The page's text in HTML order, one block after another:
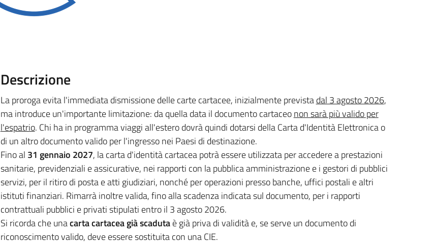
Descrizione
La proroga evita l'immediata dismissione delle carte cartacee, inizialmente previstadal 3 agosto 2026,
ma introduce un'importante limitazione: da quella data il documento cartaceonon sarà più valido per
l'espatrio. Chi ha in programma viaggi all'estero dovrà quindi dotarsi della Carta d'Identità Elettronica o
di un altro documento valido per l'ingresso nei Paesi di destinazione.
Fino al 31 gennaio 2027, la carta d'identità cartacea potrà essere utilizzata per accedere a prestazioni
sanitarie, previdenziali e assicurative, nei rapporti con la pubblica amministrazione e i gestori di pubblici
servizi, per il ritiro di posta e atti giudiziari, nonché per operazioni presso banche, uffici postali e altri
istituti finanziari. Rimarrà inoltre valida, fino alla scadenza indicata sul documento, per i rapporti
contrattuali pubblici e privati stipulati entro il 3 agosto 2026.
Si ricorda che unacarta cartacea già scadutaè già priva di validità e, se serve un documento di
riconoscimento valido, deve essere sostituita con una CIE.